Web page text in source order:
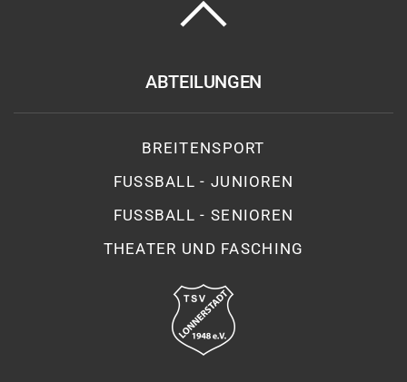
ABTEILUNGEN
BREITENSPORT
FUSSBALL - JUNIOREN
FUSSBALL - SENIOREN
THEATER UND FASCHING